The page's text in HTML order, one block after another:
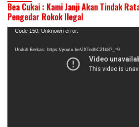
Bea Cukai : Kami Janji Akan Tindak
Pengedar Rokok Ilegal
Pemutar
Code 150: Unknown error.
Unduh Berkas: https://youtu.be/JXTodhC21b8?_=9